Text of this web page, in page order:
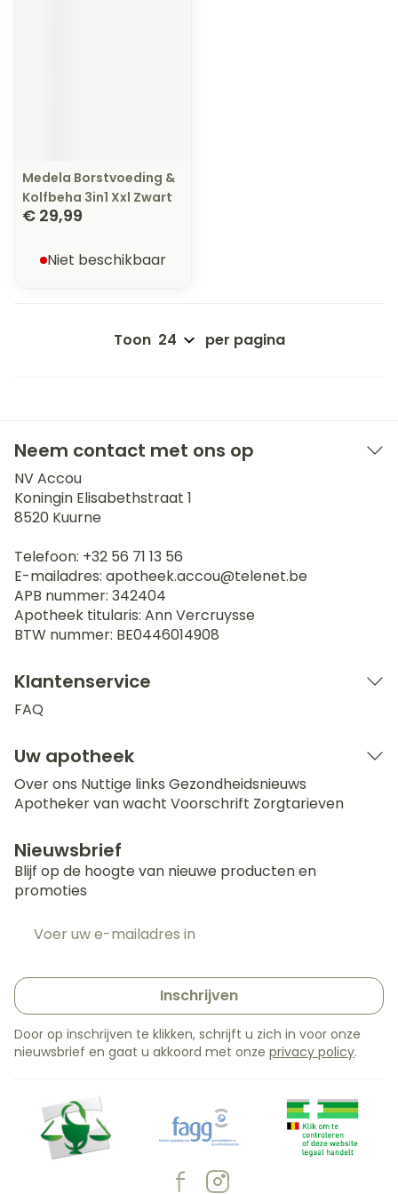
Medela Borstvoeding &
Kolfbeha 3in1 Xxl Zwart
€ 29,99
Niet beschikbaar
Toon per pagina
Neem contact met ons op
NV Accou
Koningin Elisabethstraat 1
8520 Kuurne
Telefoon: +32 56 71 13 56
E-mailadres: apotheek.accou@telenet.be
APB nummer: 342404
Apotheek titularis: Ann Vercruysse
BTW nummer: BE0446014908
Klantenservice
FAQ
Uw apotheek
Over ons Nuttige links Gezondheidsnieuws
Apotheker van wacht Voorschrift Zorgtarieven
Nieuwsbrief
Blijf op de hoogte van nieuwe producten en
promoties
Inschrijven
Door op inschrijven te klikken, schrijft u zich in voor onze
nieuwsbrief en gaat u akkoord met onze privacy policy.